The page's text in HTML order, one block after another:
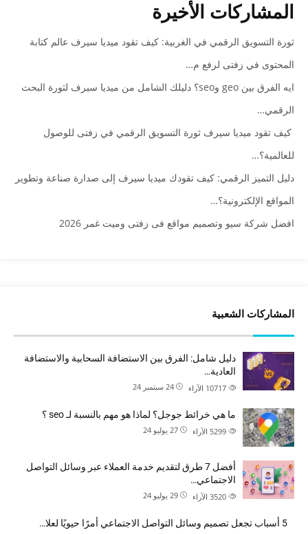
المشاركات الأخيرة
ثورة التسويق الرقمي في الغربية: كيف تقود ميديا سيرف عالم كتابة
المحتوى في زفتى لرفع م…
ايه الفرق بين geo وseo؟ دليلك الشامل من ميديا سيرف لثورة البحث
الرقمي…
كيف تقود ميديا سيرف ثورة التسويق الرقمي في زفتى للوصول
للعالمية؟…
دليل التميز الرقمي: كيف تقودك ميديا سيرف إلى صدارة صناعة وتطوير
المواقع الإلكترونية؟…
افضل شركة سيو وتصميم مواقع فى زفتى وميت غمر 2026
المشاركات الشعبية
دليل شامل: الفرق بين الاستضافة السحابية والاستضافة
العادية…
24 سبتمبر 24 الآراء
ما هي خرائط جوجل؟ لماذا هو مهم بالنسبة لـ seo ؟
27 يوليو 24 الآراء
أفضل 7 طرق لتقديم خدمة العملاء عبر وسائل التواصل
الاجتماعي…
29 يوليو 24 الآراء
5 أسباب تجعل تصميم وسائل التواصل الاجتماعي أمرًا حيويًا لعلا…